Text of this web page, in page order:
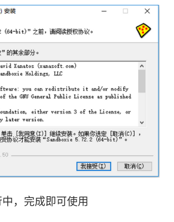
比杀毒软件抢先一步。所以我
候，即使杀毒软件没有报毒，也
但使用Sandboxie后，就会将风
的不明程序，按鼠标右键，选
就会以保护的形式来安装或解压
程序的安装窗口中会发现标题栏
代表受保护。笔者在安装一个捆
了保护措施。恢复系统之后，发
，完成即可使用